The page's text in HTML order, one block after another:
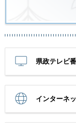
県政テレビ
インターネ